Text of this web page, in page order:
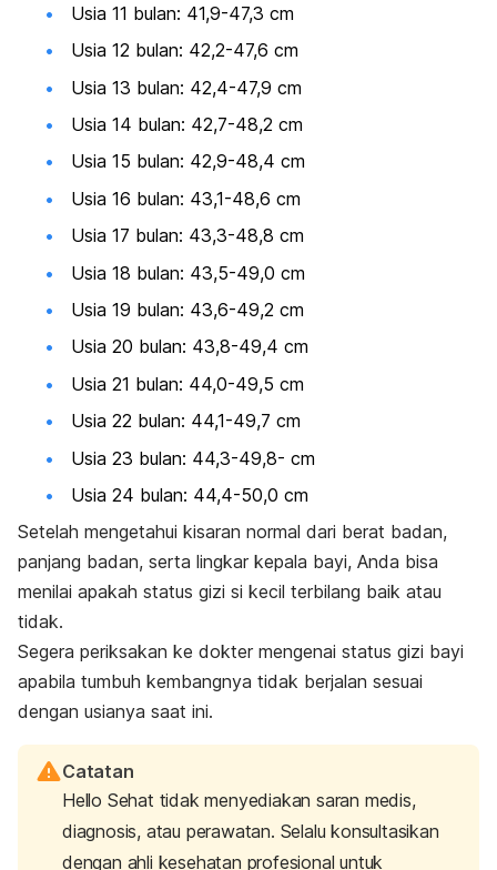
Usia 11 bulan: 41,9-47,3 cm
Usia 12 bulan: 42,2-47,6 cm
Usia 13 bulan: 42,4-47,9 cm
Usia 14 bulan: 42,7-48,2 cm
Usia 15 bulan: 42,9-48,4 cm
Usia 16 bulan: 43,1-48,6 cm
Usia 17 bulan: 43,3-48,8 cm
Usia 18 bulan: 43,5-49,0 cm
Usia 19 bulan: 43,6-49,2 cm
Usia 20 bulan: 43,8-49,4 cm
Usia 21 bulan: 44,0-49,5 cm
Usia 22 bulan: 44,1-49,7 cm
Usia 23 bulan: 44,3-49,8- cm
Usia 24 bulan: 44,4-50,0 cm
Setelah mengetahui kisaran normal dari berat badan,
panjang badan, serta lingkar kepala bayi, Anda bisa
menilai apakah status gizi si kecil terbilang baik atau
tidak.
Segera periksakan ke dokter mengenai status gizi bayi
apabila tumbuh kembangnya tidak berjalan sesuai
dengan usianya saat ini.
Catatan
Hello Sehat tidak menyediakan saran medis,
diagnosis, atau perawatan. Selalu konsultasikan
dengan ahli kesehatan profesional untuk